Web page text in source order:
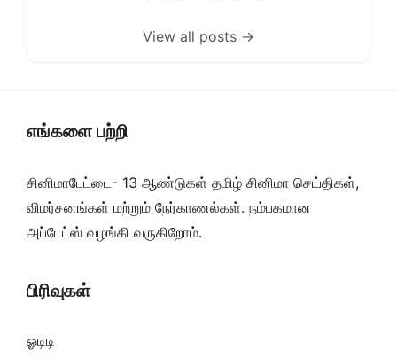
View all posts →
எங்களை பற்றி
சினிமாபேட்டை- 13 ஆண்டுகள் தமிழ் சினிமா செய்திகள்,
விமர்சனங்கள் மற்றும் நேர்காணல்கள். நம்பகமான
அப்டேட்ஸ் வழங்கி வருகிறோம்.
பிரிவுகள்
ஓடிடி